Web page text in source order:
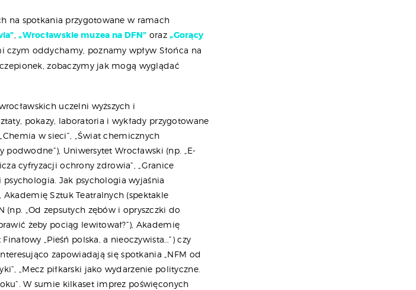
na spotkania przygotowane w ramach
,„Wrocławskie muzea na DFN” oraz„Gorący
czym oddychamy, poznamy wpływ Słońca na
zobaczymy jak mogą wyglądać
uczelni wyższych i
pokazy, laboratoria i wykłady przygotowane
w sieci”, „Świat chemicznych
podwodne”), Uniwersytet Wrocławski (np. „E-
cyfryzacji ochrony zdrowia”, „Granice
psychologia. Jak psychologia wyjaśnia
Akademię Sztuk Teatralnych (spektakle
„Od zepsutych zębów i opryszczki do
żeby pociąg lewitował?”), Akademię
„Pieśń polska, a nieoczywista…”) czy
zapowiadają się spotkania „NFM od
„Mecz piłkarski jako wydarzenie polityczne.
W sumie kilkaset imprez poświęconych